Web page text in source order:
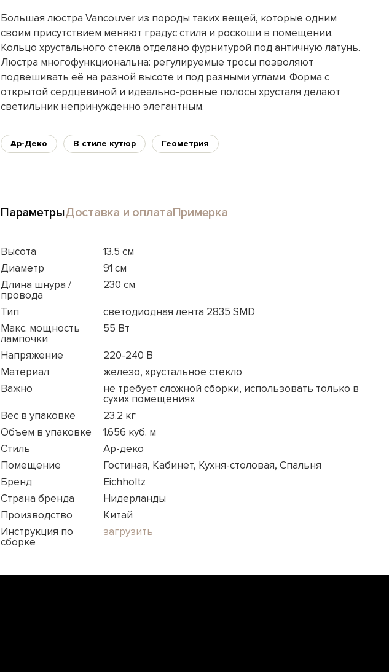
Большая люстра Vancouver из породы таких вещей, которые одним
своим присутствием меняют градус стиля и роскоши в помещении.
Кольцо хрустального стекла отделано фурнитурой под античную латунь.
Люстра многофункциональна: регулируемые тросы позволяют
подвешивать её на разной высоте и под разными углами. Форма с
открытой сердцевиной и идеально-ровные полосы хрусталя делают
светильник непринужденно элегантным.
Ар-Деко В стиле кутюр Геометрия
ПараметрыДоставка и оплатаПримерка
Высота
13.5 см
Диаметр
91 см
Длина шнура /
провода
230 см
Тип
светодиодная лента 2835 SMD
Макс. мощность
лампочки
55 Вт
Напряжение
220-240 В
Материал
железо, хрустальное стекло
Важно
не требует сложной сборки, использовать только в
сухих помещениях
Вес в упаковке
23.2 кг
Объем в упаковке
1.656 куб. м
Стиль
Ар-деко
Помещение
Гостиная, Кабинет, Кухня-столовая, Спальня
Бренд
Eichholtz
Страна бренда
Нидерланды
Производство
Китай
Инструкция по
сборке
загрузить